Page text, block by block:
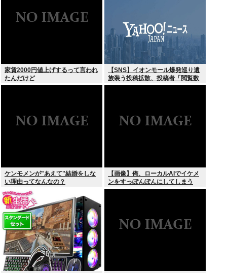
家賃2000円値上げするって言われ
たんだけど
【SNS】イオンモール爆発巡り遺
族装う投稿拡散、投稿者「閲覧数
稼ぎや承認欲求止まらなくなっ
ケンモメンが"あえて"結婚をしな
い理由ってなんなの？
【画像】俺、ローカルAIでイケメ
ンをすっぽんぽんにしてしまう
www